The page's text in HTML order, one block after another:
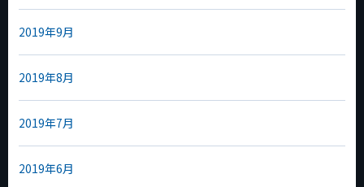
2019年9月
2019年8月
2019年7月
2019年6月